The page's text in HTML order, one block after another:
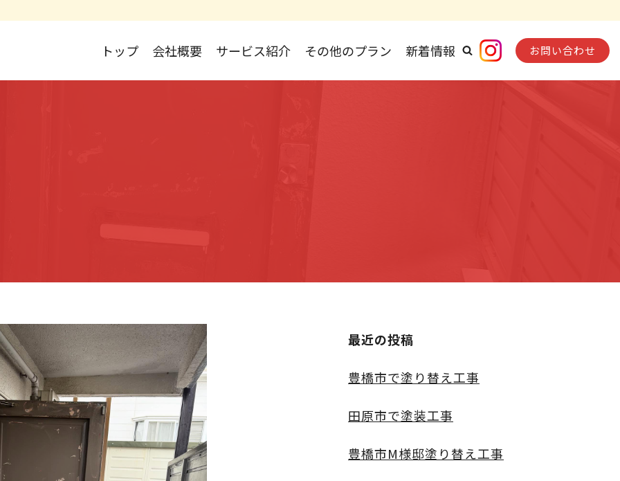
トップ 会社概要 サービス紹介 その他のプラン 新着情報 お問い合わせ
最近の投稿
豊橋市で塗り替え工事
田原市で塗装工事
豊橋市M様邸塗り替え工事